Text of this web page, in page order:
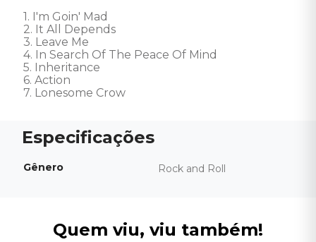
1. I'm Goin' Mad
2. It All Depends
3. Leave Me
4. In Search Of The Peace Of Mind
5. Inheritance
6. Action
7. Lonesome Crow
Gênero Rock and Roll
Quem viu, viu também!